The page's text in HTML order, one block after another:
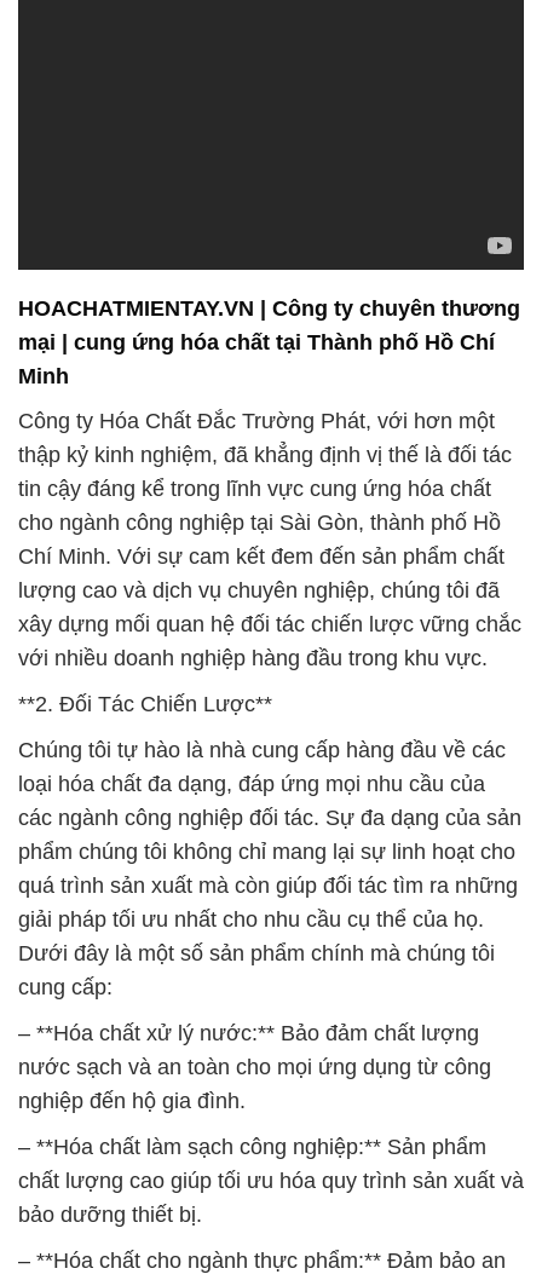
HOACHATMIENTAY.VN | Công ty chuyên thương
mại | cung ứng hóa chất tại Thành phố Hồ Chí
Minh
Công ty Hóa Chất Đắc Trường Phát, với hơn một
thập kỷ kinh nghiệm, đã khẳng định vị thế là đối tác
tin cậy đáng kể trong lĩnh vực cung ứng hóa chất
cho ngành công nghiệp tại Sài Gòn, thành phố Hồ
Chí Minh. Với sự cam kết đem đến sản phẩm chất
lượng cao và dịch vụ chuyên nghiệp, chúng tôi đã
xây dựng mối quan hệ đối tác chiến lược vững chắc
với nhiều doanh nghiệp hàng đầu trong khu vực.
**2. Đối Tác Chiến Lược**
Chúng tôi tự hào là nhà cung cấp hàng đầu về các
loại hóa chất đa dạng, đáp ứng mọi nhu cầu của
các ngành công nghiệp đối tác. Sự đa dạng của sản
phẩm chúng tôi không chỉ mang lại sự linh hoạt cho
quá trình sản xuất mà còn giúp đối tác tìm ra những
giải pháp tối ưu nhất cho nhu cầu cụ thể của họ.
Dưới đây là một số sản phẩm chính mà chúng tôi
cung cấp:
– **Hóa chất xử lý nước:** Bảo đảm chất lượng
nước sạch và an toàn cho mọi ứng dụng từ công
nghiệp đến hộ gia đình.
– **Hóa chất làm sạch công nghiệp:** Sản phẩm
chất lượng cao giúp tối ưu hóa quy trình sản xuất và
bảo dưỡng thiết bị.
– **Hóa chất cho ngành thực phẩm:** Đảm bảo an